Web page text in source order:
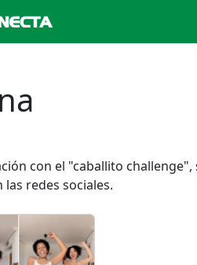
con el "caballito
redes sociales.